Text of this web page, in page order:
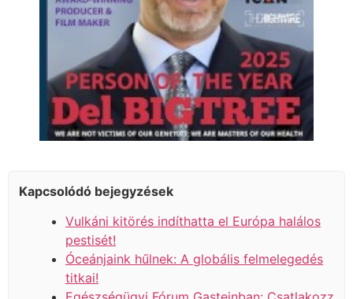
Kapcsolódó bejegyzések
Vulkáni kitörés indíthatta el Európa halálos
pestisét!
Óceánjaink hűlnek: A globális felmelegedés
titkai!